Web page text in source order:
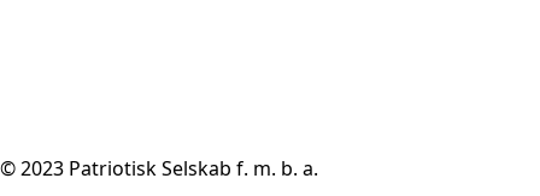
© 2023 Patriotisk Selskab f. m. b. a.